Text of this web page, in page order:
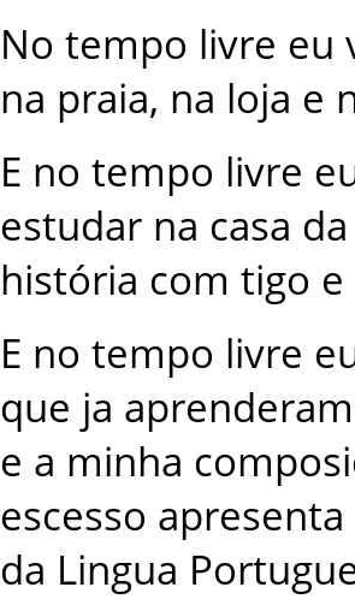
No tempo livre eu
na praia, na loja e
E no tempo livre
estudar na casa da
história com tigo e
E no tempo livre
que ja aprenderam
e a minha
escesso apresenta
da Lingua